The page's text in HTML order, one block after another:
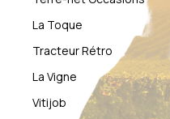
La Toque
Tracteur Rétro
La Vigne
Vitijob